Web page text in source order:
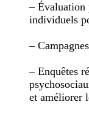
– Évaluation
individuels
–
– Enquêtes
et améliorer